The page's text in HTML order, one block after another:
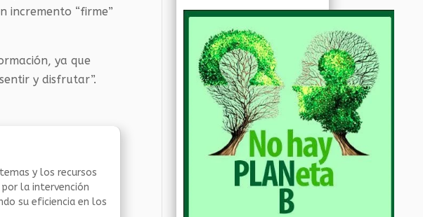
incremento “firme”
ya que
y disfrutar”.
y los recursos
la intervención
su eficiencia en los